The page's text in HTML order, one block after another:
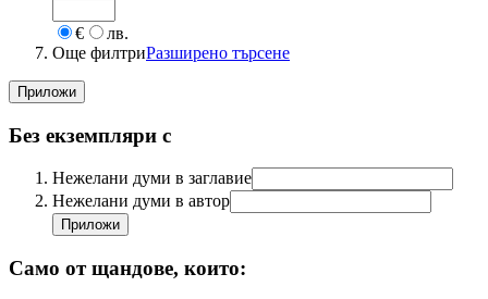
€
лв.
Още филтриРазширено търсене
Без екземпляри с
Нежелани думи в заглавие
Нежелани думи в автор
Само от щандове, които: